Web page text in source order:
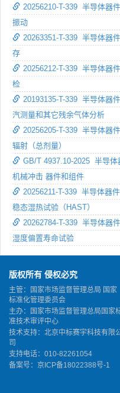
20256210-T-339 半导体器
振动
20263351-T-339 半导体器
存
20256212-T-339 半导体器
检
20193135-T-339 半导体器
汽测量和其它残余气体分析
20256205-T-339 半导体器
辐射（总剂量）
GB/T 4937.10-2025 半导体
机械冲击 器件和组件
20256211-T-339 半导体器
稳态湿热试验（HAST）
20262784-T-339 半导体器
湿度偏置寿命试验
版权所有 侵权必究
主管：国家市场监督管理总局 国家
标准化管理委员会
主办：国家市场监督管理总局国家
准技术审评中心
技术支持：北京中标赛宇科技有限
司
支持电话：010-82261054
备案号： 京ICP备18022388号-1